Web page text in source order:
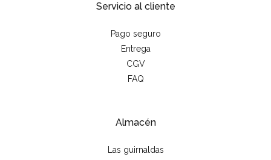
Servicio al cliente
Pago seguro
Entrega
CGV
FAQ
Almacén
Las guirnaldas